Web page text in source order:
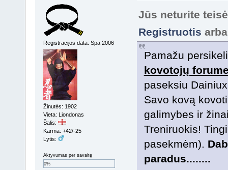
Registracijos data: Spa 2006
Žinutės: 1902
Vieta: Liondonas
Šalis:
Karma: +42/-25
Lytis:
Aktyvumas per savaitę
0%
Jūs neturite
Registruotis
Pamažu
kovotojų
paseksiu
Savo kovą
galimybes ir
Treniruokis!
pasekmėm).
paradus........